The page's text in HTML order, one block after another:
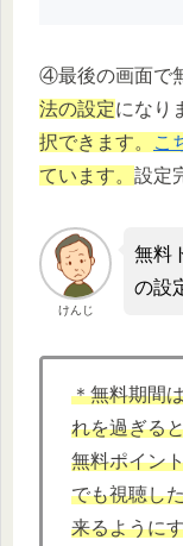
④最後の画面で
法の設定になり
択できます。
こ
ています。 設定
けんじ
無料
の設
＊無料期間
れを過ぎる
無料ポイン
でも視聴し
来るように